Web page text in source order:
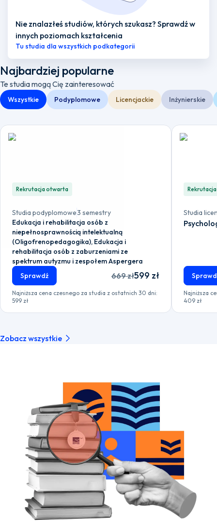
Nie znalazłeś studiów, których szukasz? Sprawdź w
innych poziomach kształcenia
Tu studia dla wszystkich podkategorii
Najbardziej popularne
Te studia mogą Cię zainteresować
Wszystkie Podyplomowe Licencjackie Inżynierskie
Rekrutacja otwarta
Studia podyplomowe3 semestry
Edukacja i rehabilitacja osób z
niepełnosprawnością intelektualną
(Oligofrenopedagogika), Edukacja i
rehabilitacja osób z zaburzeniami ze
spektrum autyzmu i zespołem Aspergera
Sprawdź
669 zł599 zł
Najniższa cena czesnego za studia z ostatnich 30 dni:
599 zł
Studia
Najniższa
409 zł
Zobacz wszystkie